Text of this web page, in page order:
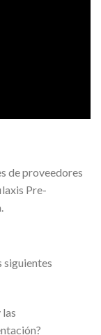
de proveedores
Pre-
siguientes
las